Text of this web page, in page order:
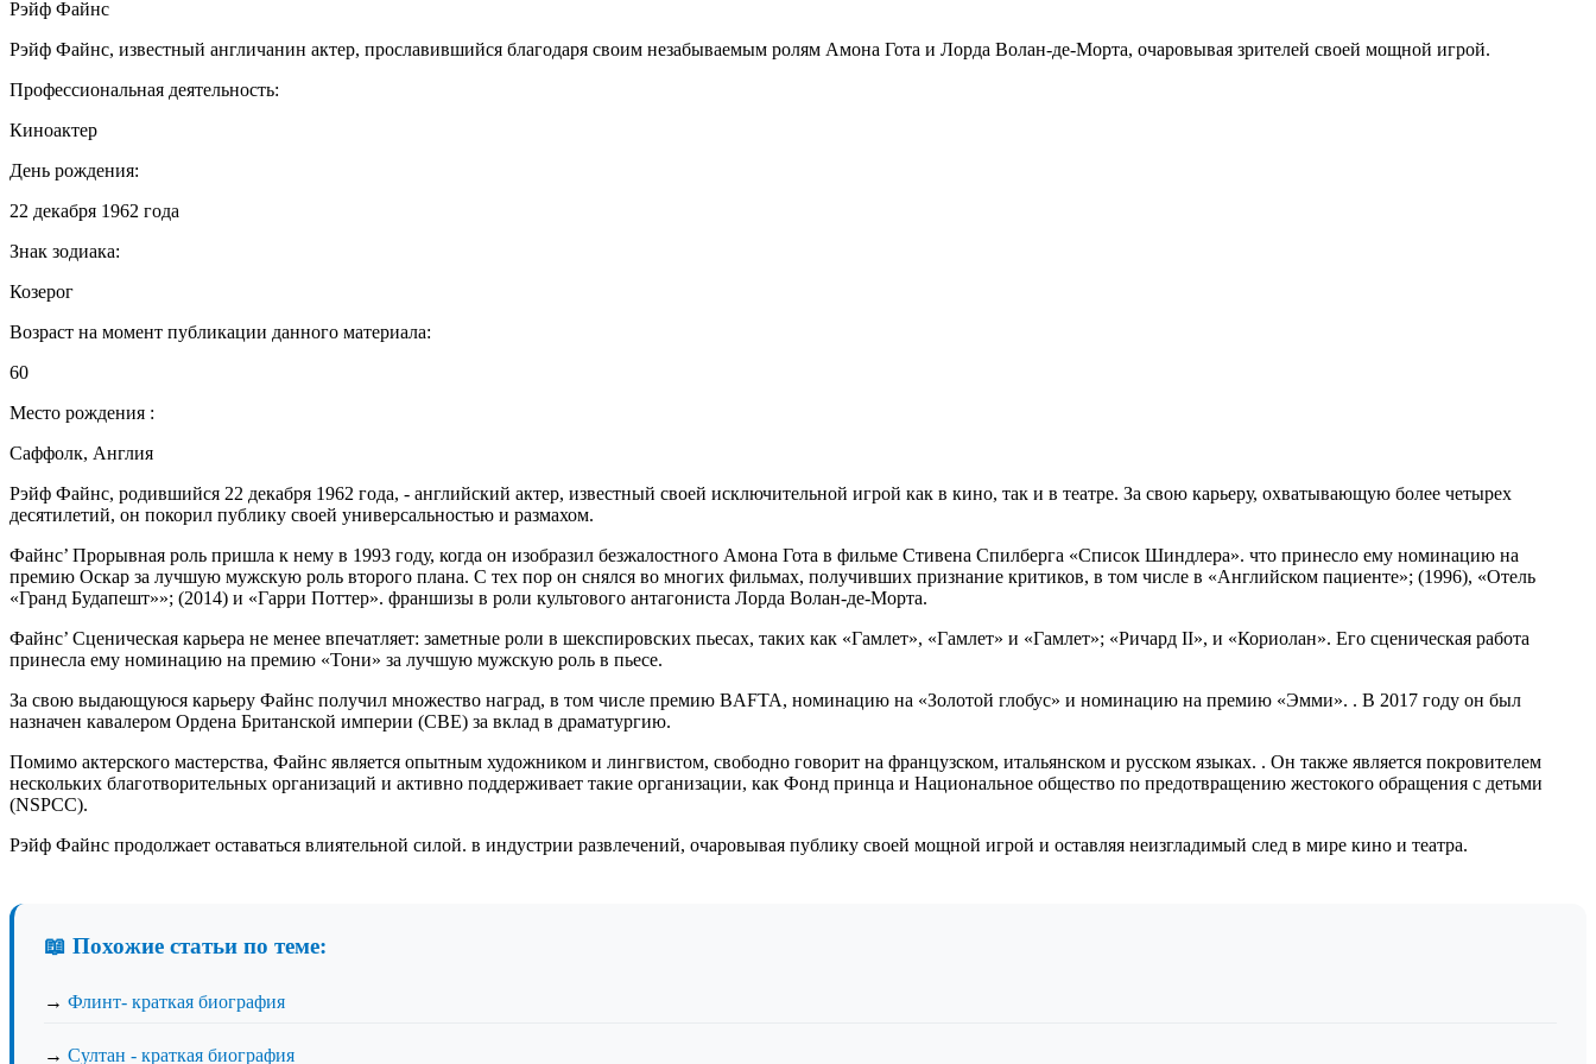
Рэйф Файнс
Рэйф Файнс, известный англичанин актер, прославившийся благодаря своим незабываемым ролям Амона Гота и Лорда Волан-де-Морта, очаровывая зрителей своей мощной игрой.
Профессиональная деятельность:
Киноактер
День рождения:
22 декабря 1962 года
Знак зодиака:
Козерог
Возраст на момент публикации данного материала:
60
Место рождения :
Саффолк, Англия
Рэйф Файнс, родившийся 22 декабря 1962 года, - английский актер, известный своей исключительной игрой как в кино, так и в театре. За свою карьеру, охватывающую более четырех
десятилетий, он покорил публику своей универсальностью и размахом.
Файнс’ Прорывная роль пришла к нему в 1993 году, когда он изобразил безжалостного Амона Гота в фильме Стивена Спилберга «Список Шиндлера». что принесло ему номинацию на
премию Оскар за лучшую мужскую роль второго плана. С тех пор он снялся во многих фильмах, получивших признание критиков, в том числе в «Английском пациенте»; (1996), «Отель
«Гранд Будапешт»»; (2014) и «Гарри Поттер». франшизы в роли культового антагониста Лорда Волан-де-Морта.
Файнс’ Сценическая карьера не менее впечатляет: заметные роли в шекспировских пьесах, таких как «Гамлет», «Гамлет» и «Гамлет»; «Ричард II», и «Кориолан». Его сценическая работа
принесла ему номинацию на премию «Тони» за лучшую мужскую роль в пьесе.
За свою выдающуюся карьеру Файнс получил множество наград, в том числе премию BAFTA, номинацию на «Золотой глобус» и номинацию на премию «Эмми». . В 2017 году он был
назначен кавалером Ордена Британской империи (CBE) за вклад в драматургию.
Помимо актерского мастерства, Файнс является опытным художником и лингвистом, свободно говорит на французском, итальянском и русском языках. . Он также является покровителем
нескольких благотворительных организаций и активно поддерживает такие организации, как Фонд принца и Национальное общество по предотвращению жестокого обращения с детьми
(NSPCC).
Рэйф Файнс продолжает оставаться влиятельной силой. в индустрии развлечений, очаровывая публику своей мощной игрой и оставляя неизгладимый след в мире кино и театра.
📖 Похожие статьи по теме:
→ Флинт- краткая биография
→ Султан - краткая биография